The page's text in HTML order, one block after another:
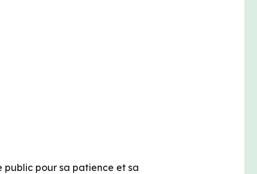
public pour sa patience et sa